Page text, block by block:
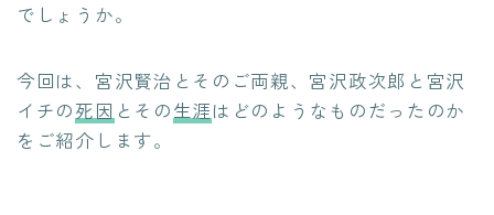
でしょうか。
今回は、宮沢賢治とそのご両親、宮沢政次郎と宮沢
イチの死因 とその生涯はどのようなものだったのか
をご紹介します。